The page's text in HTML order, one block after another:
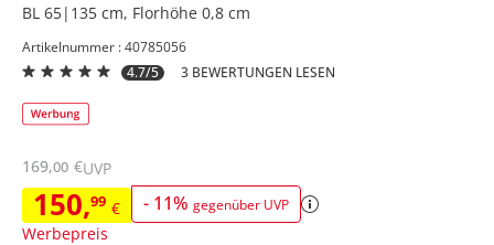
BL 65|135 cm, Florhöhe 0,8 cm
Artikelnummer : 40785056
4.7/5
3 BEWERTUNGEN LESEN
150,99 € - 11% gegenüber UVP
Werbepreis
169,00 €UVP